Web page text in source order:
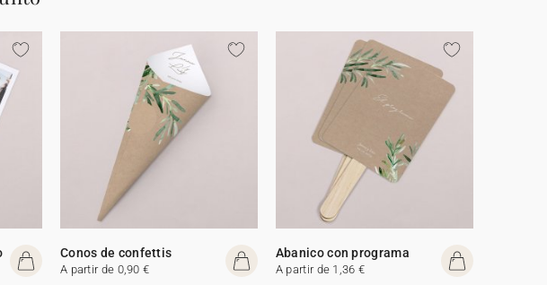
Conos de confettis
A partir de 0,90 €
Abanico con programa
A partir de 1,36 €